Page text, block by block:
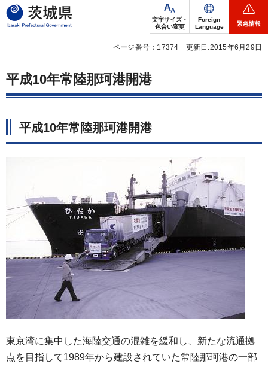
茨城県
文字サイズ・
色合い変更
Foreign
Language
緊急情報
ページ番号：17374 更新日:2015年6月29日
平成10年常陸那珂港開港
平成10年常陸那珂港開港
東京湾に集中した海陸交通の混雑を緩和し、新たな流通拠
点を目指して1989年から建設されていた常陸那珂港の一部